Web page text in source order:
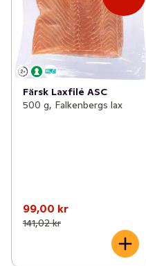
Färsk Laxfilé ASC
500 g, Falkenbergs lax
99,00 kr
141,02 kr